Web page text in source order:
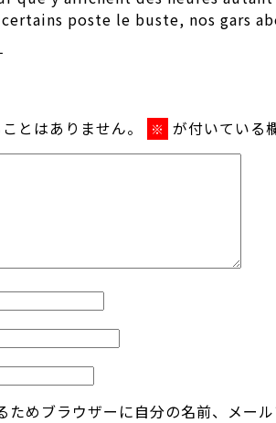
poste le buste, nos gars
とはありません。 ※ が付いている
めブラウザーに自分の名前、メー